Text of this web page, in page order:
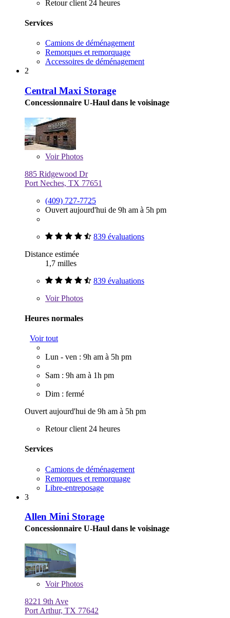
Retour client 24 heures
Services
Camions de déménagement
Remorques et remorquage
Accessoires de déménagement
2
Central Maxi Storage
Concessionnaire U-Haul dans le voisinage
VoirPhotos
885 Ridgewood Dr
Port Neches, TX 77651
(409) 727-7725
Ouvert aujourd'hui de 9h am à 5h pm
839 évaluations
Distance estimée
1,7 milles
839 évaluations
VoirPhotos
Heures normales
Voir tout
Lun - ven : 9h am à 5h pm
Sam : 9h am à 1h pm
Dim : fermé
Ouvert aujourd'hui de 9h am à 5h pm
Retour client 24 heures
Services
Camions de déménagement
Remorques et remorquage
Libre-entreposage
3
Allen Mini Storage
Concessionnaire U-Haul dans le voisinage
VoirPhotos
8221 9th Ave
Port Arthur, TX 77642